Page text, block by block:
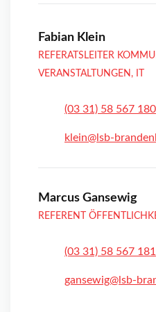
Fabian Klein
REFERATSLEITER
VERANSTALTUNGEN, IT
(03 31) 58 567 180
klein@lsb-
Marcus Gansewig
REFERENT
(03 31) 58 567 181
gansewig@lsb-